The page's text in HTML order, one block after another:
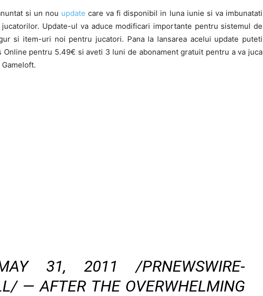
si un nou update care va fi disponibil in luna iunie si va imbunatati
Update-ul va aduce modificari importante pentru sistemul de
si item-uri noi pentru jucatori. Pana la lansarea acelui update puteti
Online pentru 5.49€ si aveti 3 luni de abonament gratuit pentru a va juca
31, 2011 /PRNEWSWIRE-
— AFTER THE OVERWHELMING